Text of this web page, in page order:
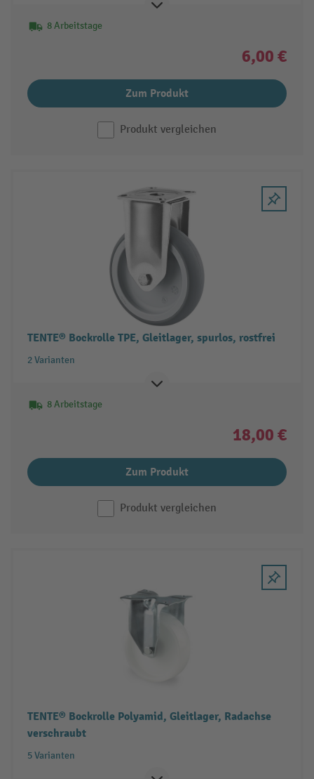
8 Arbeitstage
6,00 €
Zum Produkt
Produkt vergleichen
TENTE® Bockrolle TPE, Gleitlager, spurlos, rostfrei
2 Varianten
8 Arbeitstage
18,00 €
Zum Produkt
Produkt vergleichen
TENTE® Bockrolle Polyamid, Gleitlager, Radachse
verschraubt
5 Varianten